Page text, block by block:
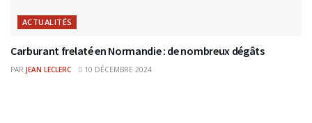
ACTUALITÉS
Carburant frelaté en Normandie : de nombreux dégâts
PAR JEAN LECLERC 10 DÉCEMBRE 2024